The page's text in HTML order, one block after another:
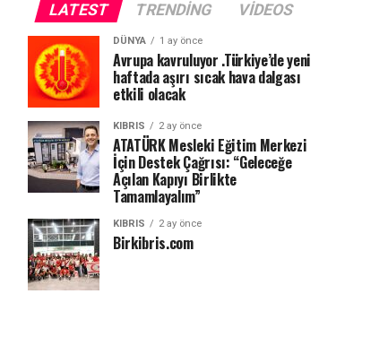
LATEST TRENDING VIDEOS
DÜNYA 1 ay önce
Avrupa kavruluyor .Türkiye’de yeni
haftada aşırı sıcak hava dalgası
etkili olacak
KIBRIS 2 ay önce
ATATÜRK Mesleki Eğitim Merkezi
İçin Destek Çağrısı: “Geleceğe
Açılan Kapıyı Birlikte
Tamamlayalım”
KIBRIS 2 ay önce
Birkibris.com